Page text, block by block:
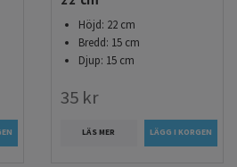
Höjd: 22 cm
Bredd: 15 cm
Djup: 15 cm
35 kr
LÄS MER